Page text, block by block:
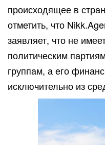
происходящее в
отметить, что
заявляет, что не
политическим
группам, а его
исключительно из